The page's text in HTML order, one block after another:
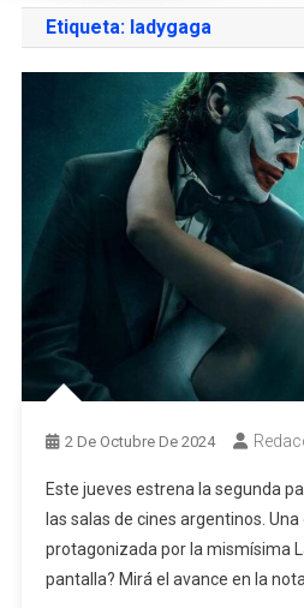
Etiqueta: ladygaga
2 De Octubre De 2024
Este jueves estrena la segunda
las salas de cines argentinos.
protagonizada por la mismísima
pantalla? Mirá el avance en la